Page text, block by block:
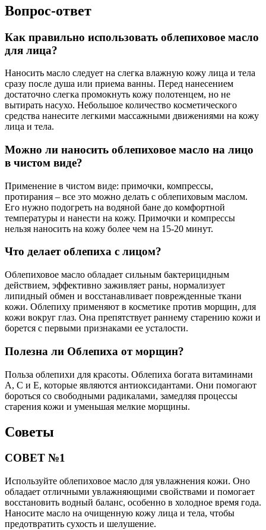
Вопрос-ответ
Как правильно использовать облепиховое масло
для лица?
Наносить масло следует на слегка влажную кожу лица и тела
сразу после душа или приема ванны. Перед нанесением
достаточно слегка промокнуть кожу полотенцем, но не
вытирать насухо. Небольшое количество косметического
средства нанесите легкими массажными движениями на кожу
лица и тела.
Можно ли наносить облепиховое масло на лицо
в чистом виде?
Применение в чистом виде: примочки, компрессы,
протирания – все это можно делать с облепиховым маслом.
Его нужно подогреть на водяной бане до комфортной
температуры и нанести на кожу. Примочки и компрессы
нельзя наносить на кожу более чем на 15-20 минут.
Что делает облепиха с лицом?
Облепиховое масло обладает сильным бактерицидным
действием, эффективно заживляет раны, нормализует
липидный обмен и восстанавливает поврежденные ткани
кожи. Облепиху применяют в косметике против морщин, для
кожи вокруг глаз. Она препятствует раннему старению кожи и
борется с первыми признаками ее усталости.
Полезна ли Облепиха от морщин?
Польза облепихи для красоты. Облепиха богата витаминами
A, C и E, которые являются антиоксидантами. Они помогают
бороться со свободными радикалами, замедляя процессы
старения кожи и уменьшая мелкие морщины.
Советы
СОВЕТ №1
Используйте облепиховое масло для увлажнения кожи. Оно
обладает отличными увлажняющими свойствами и помогает
восстановить водный баланс, особенно в холодное время года.
Наносите масло на очищенную кожу лица и тела, чтобы
предотвратить сухость и шелушение.